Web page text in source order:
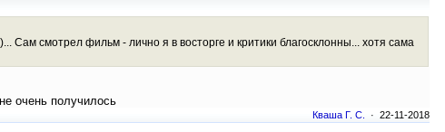
Сам смотрел фильм - лично я в восторге и критики благосклонны... хотя сама
очень получилось
Кваша Г. С. · 22-11-2018